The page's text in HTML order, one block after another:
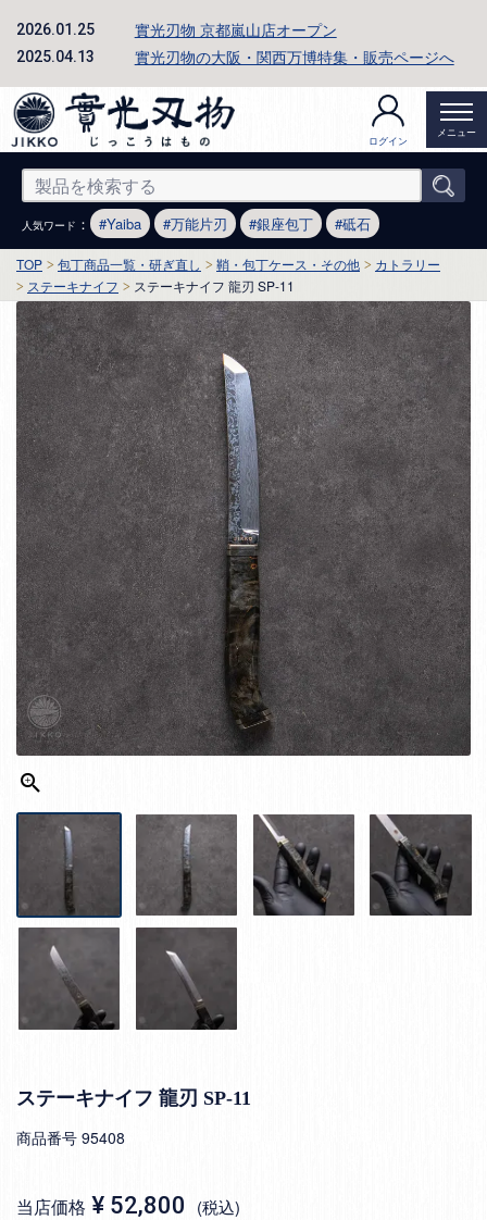
2026.01.25 實光刃物 京都嵐山店オープン
2025.04.13 實光刃物の大阪・関西万博特集・販売ページへ
ログイン
メニュー
人気ワード ： Yaiba 万能片刃 銀座包丁 砥石
TOP 包丁商品一覧・研ぎ直し 鞘・包丁ケース・その他
カトラリー
ステーキナイフ
ステーキナイフ 龍刃 SP-11
ステーキナイフ 龍刃 SP-11
商品番号 95408
当店価格 ¥ 52,800 税込